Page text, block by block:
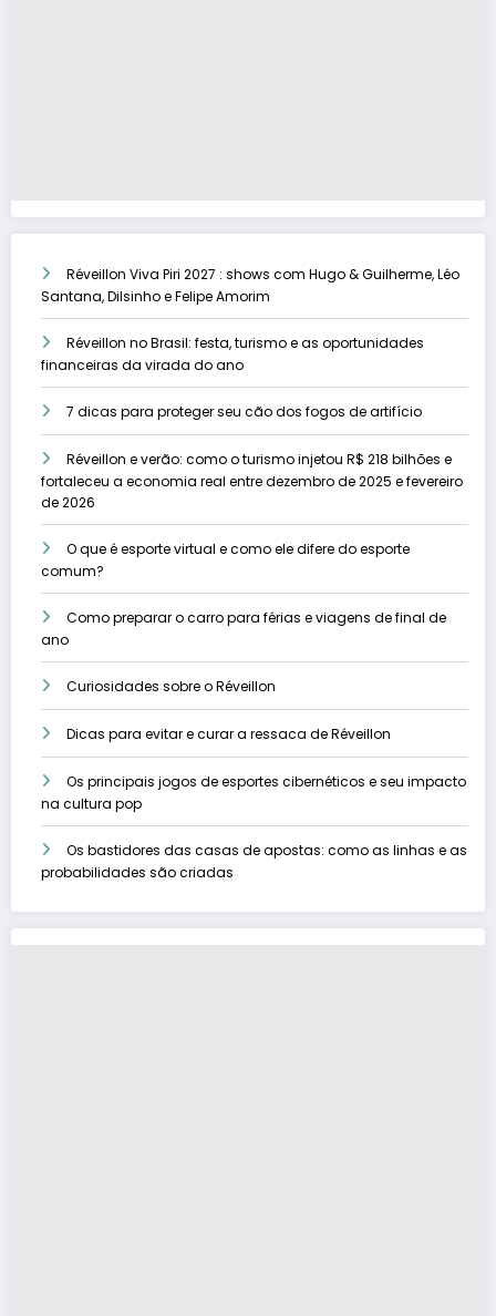
Réveillon Viva Piri 2027 : shows com Hugo & Guilherme, Léo
Santana, Dilsinho e Felipe Amorim
Réveillon no Brasil: festa, turismo e as oportunidades
financeiras da virada do ano
7 dicas para proteger seu cão dos fogos de artifício
Réveillon e verão: como o turismo injetou R$ 218 bilhões e
fortaleceu a economia real entre dezembro de 2025 e fevereiro
de 2026
O que é esporte virtual e como ele difere do esporte
comum?
Como preparar o carro para férias e viagens de final de
ano
Curiosidades sobre o Réveillon
Dicas para evitar e curar a ressaca de Réveillon
Os principais jogos de esportes cibernéticos e seu impacto
na cultura pop
Os bastidores das casas de apostas: como as linhas e as
probabilidades são criadas